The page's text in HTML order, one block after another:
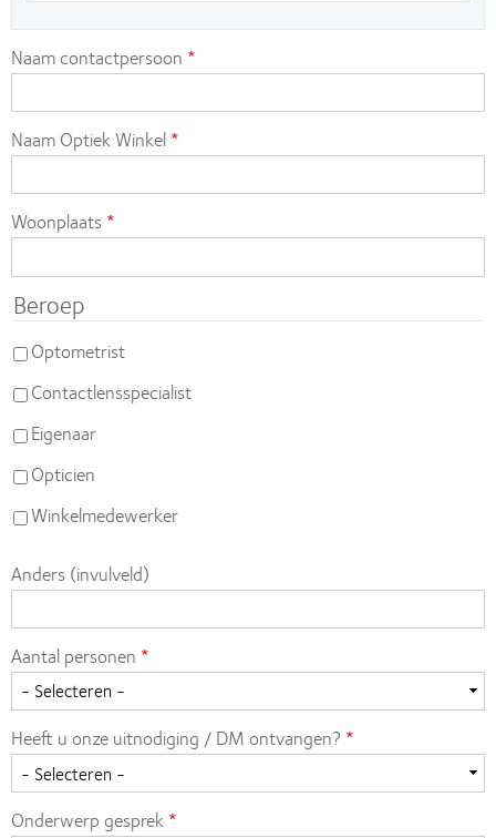
Naam contactpersoon
Naam Optiek Winkel
Woonplaats
Beroep
Optometrist
Contactlensspecialist
Eigenaar
Opticien
Winkelmedewerker
Anders (invulveld)
Aantal personen
Heeft u onze uitnodiging / DM ontvangen?
Onderwerp gesprek